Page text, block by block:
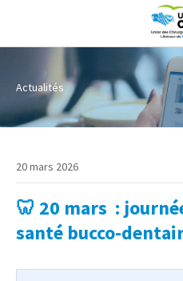
Actualités
20 mars 2026
🦷 20 mars :
santé bucco-